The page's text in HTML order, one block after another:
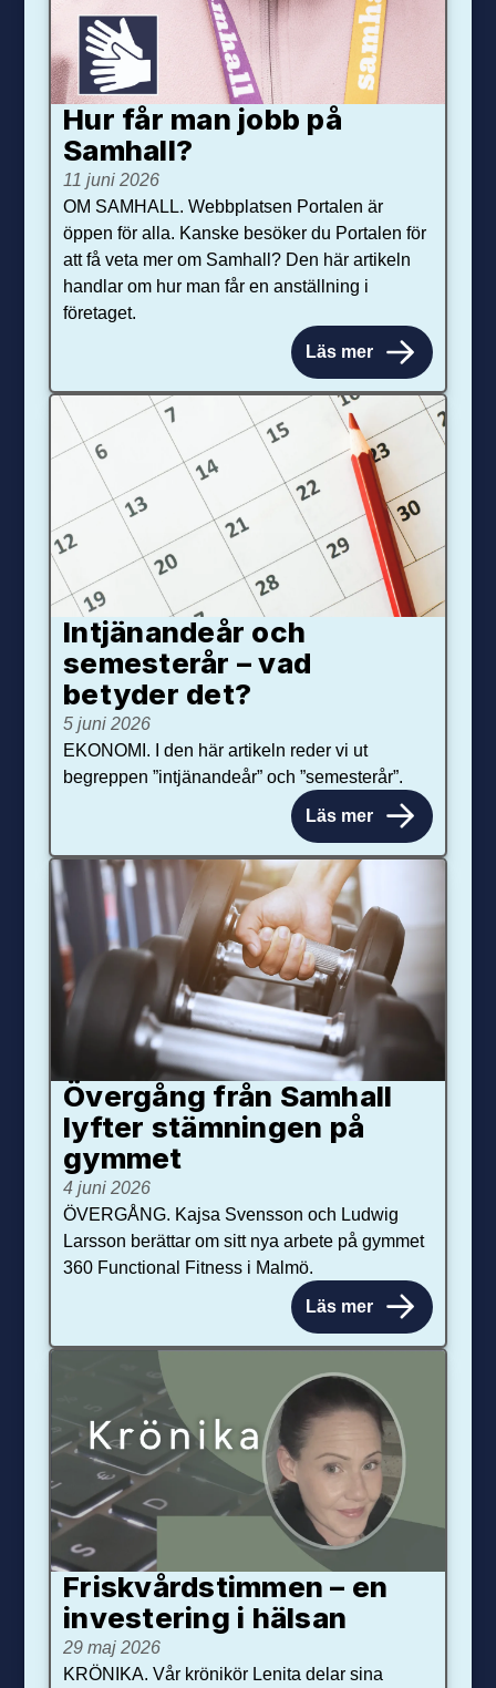
Hur får man jobb på
Samhall?
11 juni 2026
OM SAMHALL. Webbplatsen Portalen är
öppen för alla. Kanske besöker du Portalen för
att få veta mer om Samhall? Den här artikeln
handlar om hur man får en anställning i
företaget.
Läs mer
Intjänandeår och
semesterår – vad
betyder det?
5 juni 2026
EKONOMI. I den här artikeln reder vi ut
begreppen ”intjänandeår” och ”semesterår”.
Läs mer
Övergång från Samhall
lyfter stämningen på
gymmet
4 juni 2026
ÖVERGÅNG. Kajsa Svensson och Ludwig
Larsson berättar om sitt nya arbete på gymmet
360 Functional Fitness i Malmö.
Läs mer
Friskvårdstimmen – en
investering i hälsan
29 maj 2026
KRÖNIKA. Vår krönikör Lenita delar sina